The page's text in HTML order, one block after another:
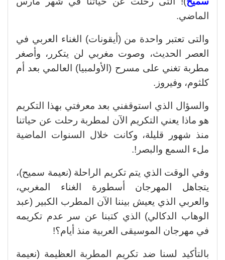
الماضي.
والتى تعتبر واحدة من (أيقونات) الغناء العربي في
العصر الحديث، وصوت مغربي لن يتكرر، وأصغر
مطربة تغني على مسرح (الأولمبيا) العالمي بعد أم
كلثوم، وفيروز.
والسؤال الذي استوقفني بعد معرفتي بهذا التكريم
هو ماذا يعني التكريم الآن لمطربة رحلت عن حياتنا
منذ شهور قليلة، وكانت خلال السنوات الماضية
ملء السمع والبصر!.
وفي الوقت الذي يتم تكريم الراحلة (نعيمة سميح)،
يتجاهل المهرجان أسطورة الغناء المغربي،
والعربي الذي يعيش بيننا الآن المطرب الكبير (عبد
الوهاب الدكالي) الذي كتبنا عن سر عدم تكريمه
في مهرجان الموسيقى العربية منذ أيام؟!
بالتأكيد لسنا ضد تكريم المطربة العظيمة (نعيمة